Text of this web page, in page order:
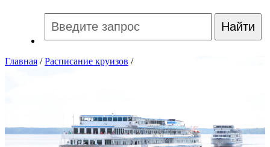
Главная /Расписание круизов /